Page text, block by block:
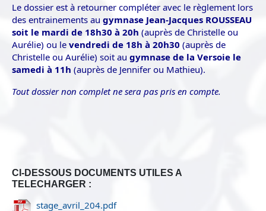
Le dossier est à retourner compléter avec le règlement lors
des entrainements au gymnase Jean-Jacques ROUSSEAU
soit le mardi de 18h30 à 20h (auprès de Christelle ou
Aurélie) ou le vendredi de 18h à 20h30 (auprès de
Christelle ou Aurélie) soit au gymnase de la Versoie le
samedi à 11h (auprès de Jennifer ou Mathieu).
Tout dossier non complet ne sera pas pris en compte.
CI-DESSOUS DOCUMENTS UTILES A
TELECHARGER :
stage_avril_204.pdf